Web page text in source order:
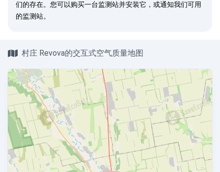
们的存在。您可以购买一台监测站并安装它，或通知我们可用
的监测站。
村庄 Revova的交互式空气质量地图